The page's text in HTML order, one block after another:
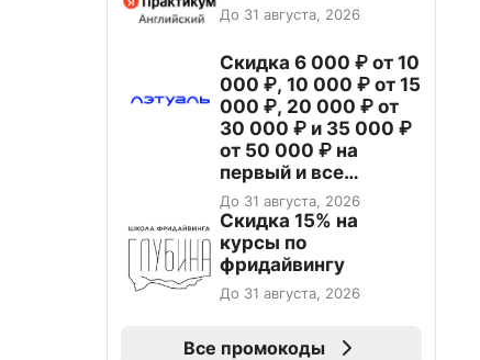
До 31 августа, 2026
Скидка 6 000 ₽ от 10
000 ₽, 10 000 ₽ от 15
000 ₽, 20 000 ₽ от
30 000 ₽ и 35 000 ₽
от 50 000 ₽ на
первый и все
повторные заказы по
промокоду НАБЕРИ
До 31 августа, 2026
Скидка 15% на
курсы по
фридайвингу
До 31 августа, 2026
Все промокоды